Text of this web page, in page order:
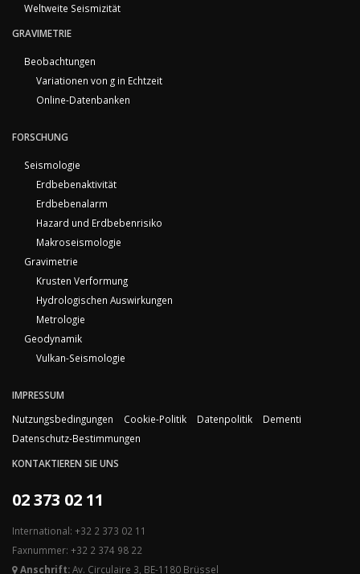
Weltweite Seismizität
GRAVIMETRIE
Beobachtungen
Variationen von g in Echtzeit
Online-Datenbanken
FORSCHUNG
Seismologie
Erdbebenaktivität
Erdbebenalarm
Hazard und Erdbebenrisiko
Makroseismologie
Gravimetrie
Krusten Verformung
Hydrologischen Auswirkungen
Metrologie
Geodynamik
Vulkan-Seismologie
IMPRESSUM
Nutzungsbedingungen
Cookie-Politik Datenpolitik
Dementi
Datenschutz-Bestimmungen
KONTAKTIEREN SIE UNS
02 373 02 11
International: +32 2 373 02 11
Faxnummer: +32 2 374 98 22
Anschrift:Av. Circulaire 3, BE-1180 Brüssel